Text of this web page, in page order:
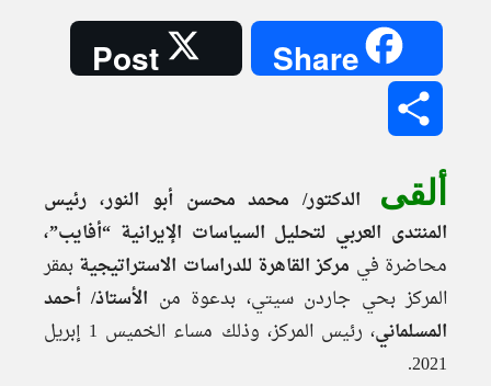
Share
Post
ألقى
الدكتور/ محمد محسن أبو النور، رئيس
المنتدى العربي لتحليل السياسات الإيرانية “أفايب”،
محاضرة في مركز القاهرة للدراسات الاستراتيجية بمقر
المركز بحي جاردن سيتي، بدعوة من الأستاذ/ أحمد
المسلماني
، رئيس المركز، وذلك مساء الخميس 1 إبريل
2021.